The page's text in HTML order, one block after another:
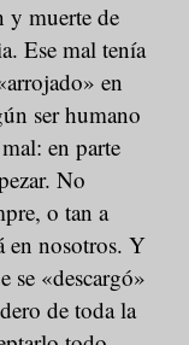
y muerte de
Ese mal tenía
en
ser humano
en parte
No
o tan a
en nosotros. Y
se «descargó»
de toda la